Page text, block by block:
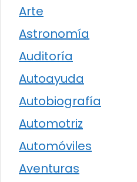
Arte
Astronomía
Auditoría
Autoayuda
Autobiografía
Automotriz
Automóviles
Aventuras